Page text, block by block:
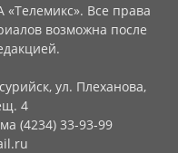
Все права
возможна после
ул. Плеханова,
4
(4234) 33-93-99